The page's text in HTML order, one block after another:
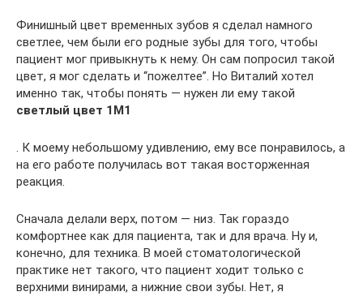
Финишный цвет временных зубов я сделал намного
светлее, чем были его родные зубы для того, чтобы
пациент мог привыкнуть к нему. Он сам попросил такой
цвет, я мог сделать и “пожелтее”. Но Виталий хотел
именно так, чтобы понять — нужен ли ему такой
светлый цвет 1М1
. К моему небольшому удивлению, ему все понравилось, а
на его работе получилась вот такая восторженная
реакция.
Сначала делали верх, потом — низ. Так гораздо
комфортнее как для пациента, так и для врача. Ну и,
конечно, для техника. В моей стоматологической
практике нет такого, что пациент ходит только с
верхними винирами, а нижние свои зубы. Нет, я